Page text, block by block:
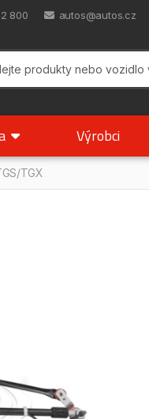
800 autos@autos.cz
Výrobci
TGX